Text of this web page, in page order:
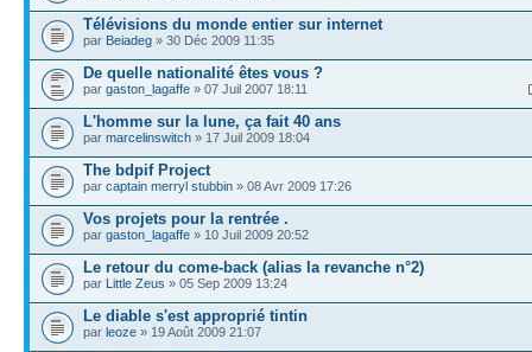
Télévisions du monde entier sur internet
par Beiadeg » 30 Déc 2009 11:35
De quelle nationalité êtes vous ?
par gaston_lagaffe » 07 Juil 2007 18:11
L'homme sur la lune, ça fait 40 ans
par marcelinswitch » 17 Juil 2009 18:04
The bdpif Project
par captain merryl stubbin » 08 Avr 2009 17:26
Vos projets pour la rentrée .
par gaston_lagaffe » 10 Juil 2009 20:52
Le retour du come-back (alias la revanche n°2)
par Little Zeus » 05 Sep 2009 13:24
Le diable s'est approprié tintin
par leoze » 19 Août 2009 21:07